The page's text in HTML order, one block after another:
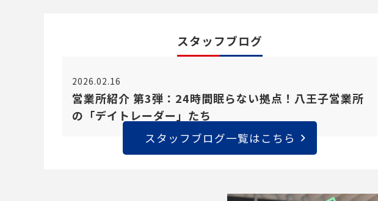
スタッフブログ
営業所紹介 第3弾：24時間眠らない拠点！八王子営業所
の「デイトレーダー」たち
2026.02.16
スタッフブログ一覧はこちら